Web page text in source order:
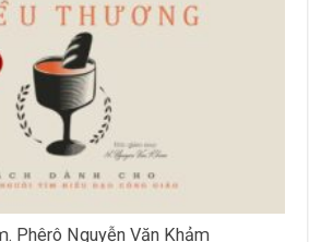
Phêrô Nguyễn Văn Khảm